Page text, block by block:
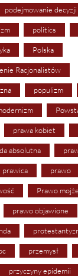
podejmowanie decyzji
politics
Polska
Racjonalistów
populizm
prawa kobiet
absolutna
prawica prawo
Prawo
prawo objawione
przemysł
przyczyny epidemii